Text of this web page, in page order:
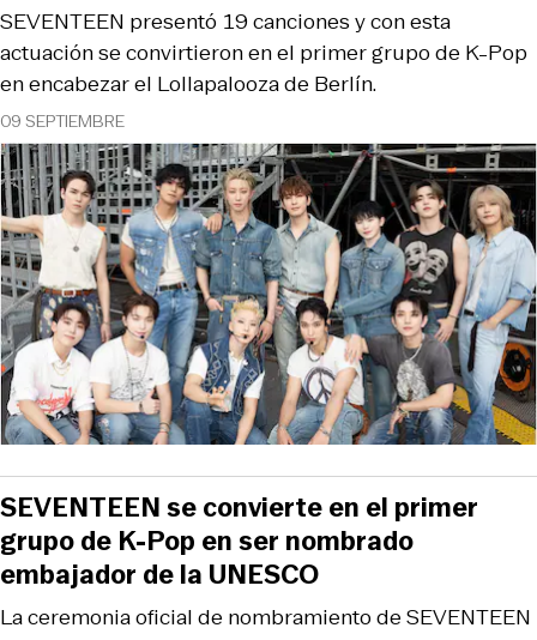
09 SEPTIEMBRE
SEVENTEEN presentó 19 canciones y con esta
actuación se convirtieron en el primer grupo de K-Pop
en encabezar el Lollapalooza de Berlín.
La ceremonia oficial de nombramiento de SEVENTEEN
SEVENTEEN se convierte en el primer
grupo de K-Pop en ser nombrado
embajador de la UNESCO